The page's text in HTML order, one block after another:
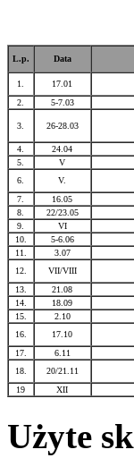
L.p. Data
1. 17.01
2.
5-7.03
3. 26-28.03
4. 24.04
5.
V
6.
V.
7.
16.05
8.
22/23.05
9.
VI
10.
5-6.06
11.
3.07
12.
VII/VIII
13.
21.08
14.
18.09
15.
2.10
16.
17.10
17.
6.11
18.
20/21.11
19
XII
Użyte